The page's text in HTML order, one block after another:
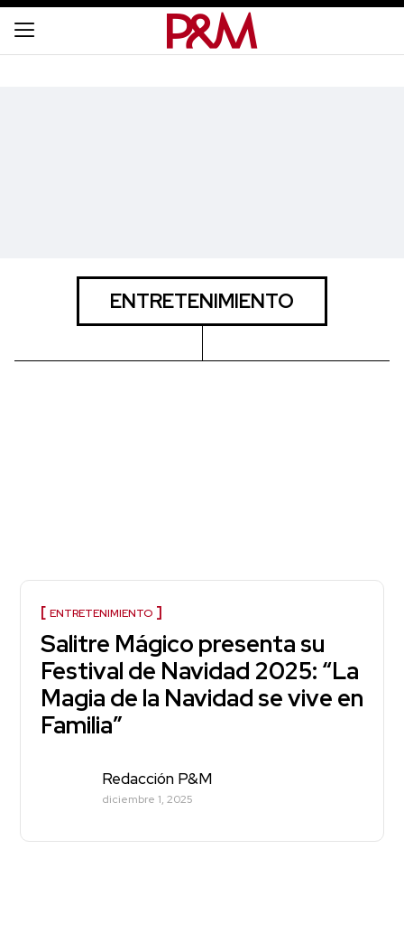
ENTRETENIMIENTO
ENTRETENIMIENTO
Salitre Mágico presenta su
Festival de Navidad 2025: “La
Magia de la Navidad se vive en
Familia”
Redacción P&M
diciembre 1, 2025